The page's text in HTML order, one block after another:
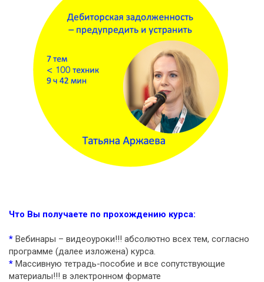
Что Вы получаете по прохождению курса:
* Вебинары – видеоуроки!!! абсолютно всех тем, согласно
программе (далее изложена) курса.
* Массивную тетрадь-пособие и все сопутствующие
материалы!!! в электронном формате